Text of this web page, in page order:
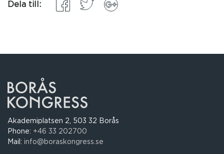
Dela till:
Akademiplatsen 2, 503 32 Borås
Phone: +46 33 202700
Mail: info@boraskongress.se